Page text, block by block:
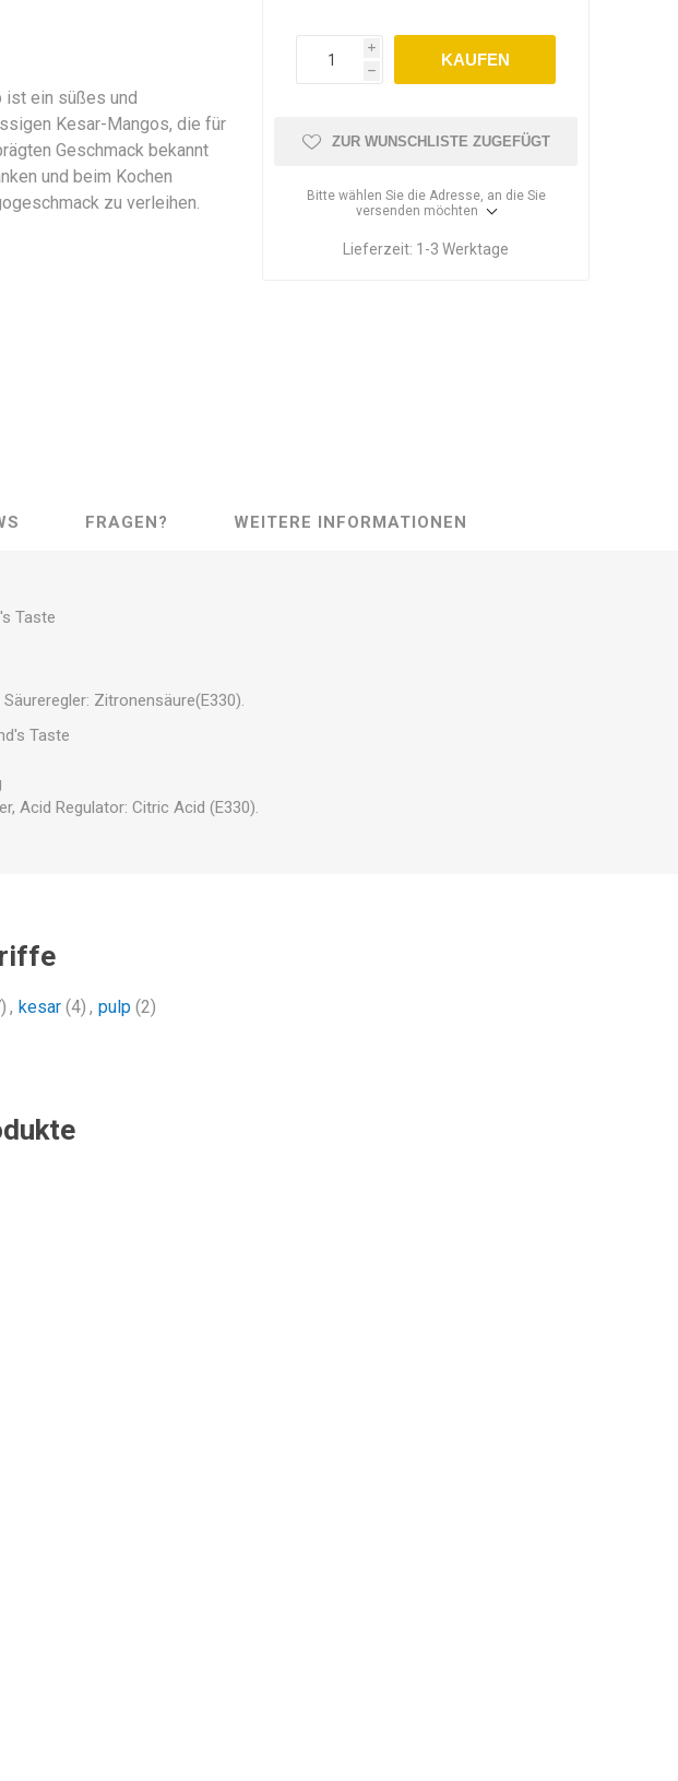
ist ein süßes und
Kesar-Mangos, die für
Geschmack bekannt
und beim Kochen
zu verleihen.
i
h
KAUFEN
ZUR WUNSCHLISTE ZUGEFÜGT
Bitte wählen Sie die Adresse, an die Sie
versenden möchten
Lieferzeit: 1-3 Werktage
FRAGEN? WEITERE INFORMATIONEN
Taste
Zitronensäure(E330).
Taste
Acid Regulator: Citric Acid (E330).
, kesar (4) , pulp (2)